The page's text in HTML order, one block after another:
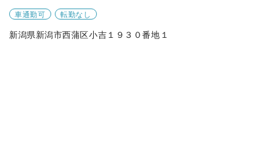
車通勤可 転勤なし
新潟県新潟市西蒲区小吉１９３０番地１